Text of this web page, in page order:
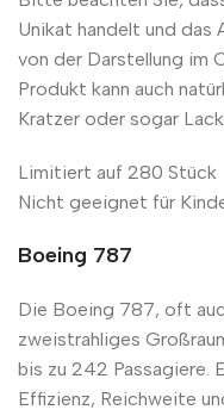
Unikat handelt und das
von der Darstellung im
Produkt kann auch
Kratzer oder sogar
Limitiert auf 280 Stück
Nicht geeignet für
Boeing 787
Die Boeing 787, oft
zweistrahliges
bis zu 242 Passagiere.
Effizienz, Reichweite